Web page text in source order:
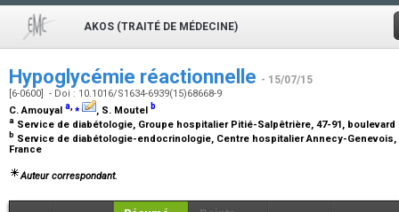
AKOS (TRAITÉ DE MÉDECINE)
Hypoglycémie réactionnelle - 15/07/15
[6-0600] - Doi : 10.1016/S1634-6939(15)68668-9
C. Amouyal a,⁎ , S. Moutel b
a Service de diabétologie, Groupe hospitalier Pitié-Salpêtrière, 47-91,
b Service de diabétologie-endocrinologie, Centre hospitalier Annecy-Genevois,
France
Auteur correspondant.